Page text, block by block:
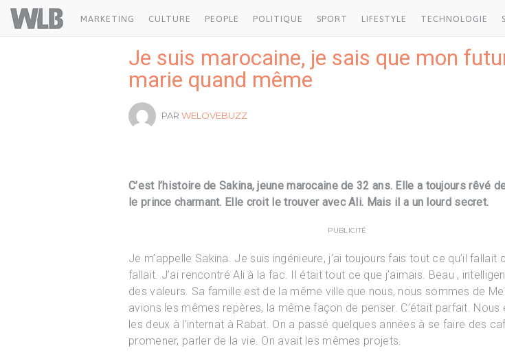
Welovebuzz
MARKETING CULTURE PEOPLE POLITIQUE SPORT LIFESTYLE TECHNOLOGIE
Je suis marocaine, je sais que mon
marie quand même
PAR WELOVEBUZZ
C’est l’histoire de Sakina, jeune marocaine de 32 ans. Elle a toujours rêvé
le prince charmant. Elle croit le trouver avec Ali. Mais il a un lourd secret.
PUBLICITÉ
Je m’appelle Sakina. Je suis ingénieure, j’ai toujours fais tout ce qu’il fallait
fallait. J’ai rencontré Ali à la fac. Il était tout ce que j’aimais. Beau ,
des valeurs. Sa famille est de la même ville que nous, nous sommes de
avions les mêmes repères, la même façon de penser. C’était parfait. Nous
les deux à l’internat à Rabat. On a passé quelques années à se faire des
promener, parler de la vie. On avait les mêmes projets.